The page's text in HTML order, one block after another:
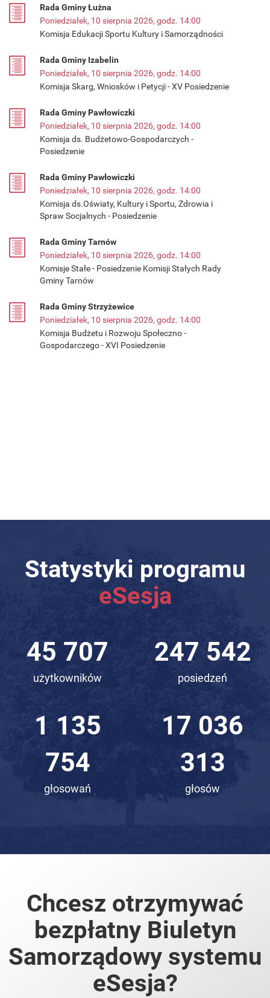
Rada Gminy Łużna
Poniedziałek, 10 sierpnia 2026, godz. 14:00
Komisja Edukacji Sportu Kultury i Samorządności
Rada Gminy Izabelin
Poniedziałek, 10 sierpnia 2026, godz. 14:00
Komisja Skarg, Wniosków i Petycji - XV Posiedzenie
Rada Gminy Pawłowiczki
Poniedziałek, 10 sierpnia 2026, godz. 14:00
Komisja ds. Budżetowo-Gospodarczych -
Posiedzenie
Rada Gminy Pawłowiczki
Poniedziałek, 10 sierpnia 2026, godz. 14:00
Komisja ds.Oświaty, Kultury i Sportu, Zdrowia i
Spraw Socjalnych - Posiedzenie
Rada Gminy Tarnów
Poniedziałek, 10 sierpnia 2026, godz. 14:00
Komisje Stałe - Posiedzenie Komisji Stałych Rady
Gminy Tarnów
Rada Gminy Strzyżewice
Poniedziałek, 10 sierpnia 2026, godz. 14:00
Komisja Budżetu i Rozwoju Społeczno -
Gospodarczego - XVI Posiedzenie
Statystyki programu
eSesja
62 153
użytkowników
336 611
posiedzeń
1 544
414
głosowań
23 166
218
głosów
Chcesz otrzymywać
bezpłatny Biuletyn
Samorządowy systemu
eSesja?